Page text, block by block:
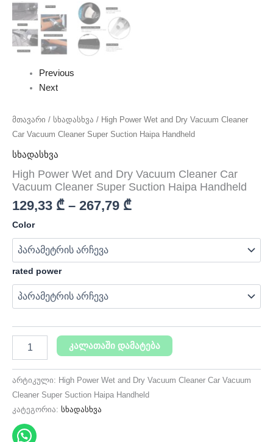
Previous
Next
მთავარი / სხადასხვა / High Power Wet and Dry Vacuum Cleaner
Car Vacuum Cleaner Super Suction Haipa Handheld
სხადასხვა
High Power Wet and Dry Vacuum Cleaner Car
Vacuum Cleaner Super Suction Haipa Handheld
129,33 ₾ – 267,79 ₾
Color
rated power
კალათაში დამატება
არტიკული: High Power Wet and Dry Vacuum Cleaner Car Vacuum
Cleaner Super Suction Haipa Handheld
კატეგორია: სხადასხვა